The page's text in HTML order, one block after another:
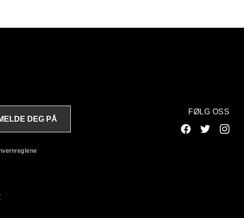
DEG PÅ
FØLG OSS